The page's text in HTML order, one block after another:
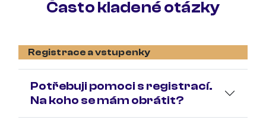
Často kladené otázky
Registrace a vstupenky
Potřebuji pomoci s registrací.
Na koho se mám obrátit?